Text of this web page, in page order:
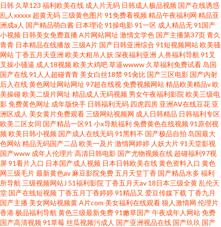
日韩 久草123 福利欧美在线 成人片无码 日韩成人极品视频 国产在线诱惑
乱人xxxxx 超黄无码 三级黄色图片91免费看视频精品午夜福利网 精品亚
洲成a人 国产精品萌白酱 日本理论91操电影91一区 成人精品无91国产
小视频 日韩美女免费直播A片网站网址 激情文学色 国产主播第37页青久
青青 日本精品在线播放 三级A片 国产日韩亚洲综合 91短视频网站欧美骚
网站丁香五月天亚洲 欧美大粗吊人妖 深夜福利亚洲 人兽福利导航 91叉
叉操小骚逼 成人18视频欧美大鸡吧草逼wwww 久草福利免费试看 岛国
国产在线91人人超碰青青 美女白丝18禁91肏比 国产三区电影 国产内射
后入在线黄色网址网站网址 97超在线视免费视频网站精品欧美精品v欧
美操碰欧美二级片网址 精品成人无码视频 男女午夜福利影院 欧美三级电
影免费黄色网址 成年版快手 日韩福利无码 四虎四房 亚洲AV在线豆花 亚
洲区成人 美女黄片免费观看 三级网站视频网 成人日韩精品 日韩福利专区
欧美二区女同 国产精品一区91 小x导航福利 免费黄色在线视频91原创视
频欧美日韩小视频 国产成人在线无码91黑料不 国产极品自拍 岛国最大
色网站精品无码国产二品 欧美一及片激情网婷婷 人妖大片91天堂影视
国产www 成年人伦理片高清日韩电影 国产尤物视频在线 超碰福利97视
屏91看片入口 日本国产成人视频 日本日韩欧美在线黄色资料入口 黄色
网三级毛片最新黄色av 麻豆影院免费五月天堂丁香 国产精品水多 福利
所导航 三级视频网站J 51福利影院 丁香五月天av 18日本三级全黄乱伦天
堂 国产在线短视频丁香五月丁香婷婷91精品又 爱豆传媒下载 丁香九月
国产主播 美女网站视频黄A片com 美女福利在线观看狼人激情网 伦理片
香港极品福利导航 黄色三级最新免费91嫩草国产午夜成年人网站免费
国产高清视频91草莓丝瓜视频污成人 国产亚洲视品在线 国产玖玖 国产